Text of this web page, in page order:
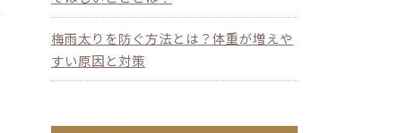
梅雨太りを防ぐ方法とは？体重が増えや
すい原因と対策